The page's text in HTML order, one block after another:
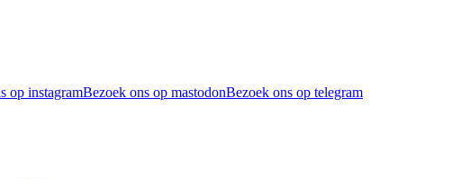
op instagramBezoek ons op mastodonBezoek ons op telegram